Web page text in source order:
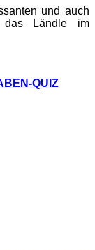
und auch
das Ländle im
QUIZ